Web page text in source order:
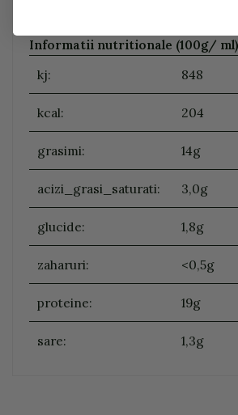
Informatii nutritionale (100g/ ml)
kj:
848
kcal: 204
grasimi: 14g
acizi_grasi_saturati: 3,0g
glucide: 1,8g
zaharuri: <0,5g
proteine: 19g
sare: 1,3g